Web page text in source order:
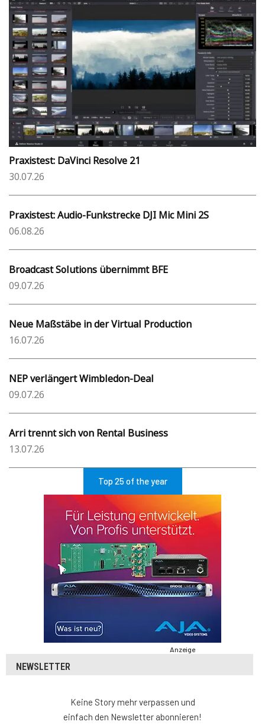
Praxistest: DaVinci Resolve 21
30.07.26
Praxistest: Audio-Funkstrecke DJI Mic Mini 2S
06.08.26
Broadcast Solutions übernimmt BFE
09.07.26
Neue Maßstäbe in der Virtual Production
16.07.26
NEP verlängert Wimbledon-Deal
09.07.26
Arri trennt sich von Rental Business
13.07.26
Top 25 of the year
Anzeige
NEWSLETTER
Keine Story mehr verpassen und
einfach den Newsletter abonnieren!